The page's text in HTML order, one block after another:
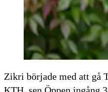
Zikri började med att gå